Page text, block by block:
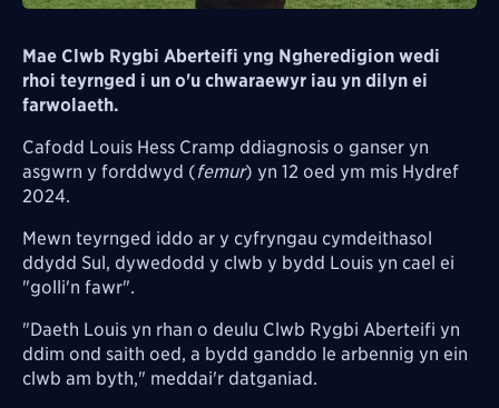
Mae Clwb Rygbi Aberteifi yng Ngheredigion wedi
rhoi teyrnged i un o'u chwaraewyr iau yn dilyn ei
farwolaeth.
Cafodd Louis Hess Cramp ddiagnosis o ganser yn
asgwrn y forddwyd (femur) yn 12 oed ym mis Hydref
2024.
Mewn teyrnged iddo ar y cyfryngau cymdeithasol
ddydd Sul, dywedodd y clwb y bydd Louis yn cael ei
"golli'n fawr".
"Daeth Louis yn rhan o deulu Clwb Rygbi Aberteifi yn
ddim ond saith oed, a bydd ganddo le arbennig yn ein
clwb am byth," meddai'r datganiad.